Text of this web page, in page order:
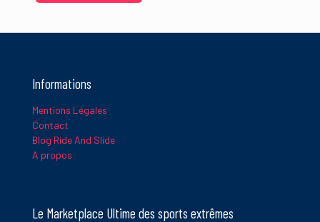
Ce site utilise Akismet pour réduire les indésirables.
plus sur la façon dont les données de vos commentaires sont
traitées.
Informations
Mentions Légales
Contact
Blog Ride And Slide
A propos
Le Marketplace Ultime des sports extrêmes